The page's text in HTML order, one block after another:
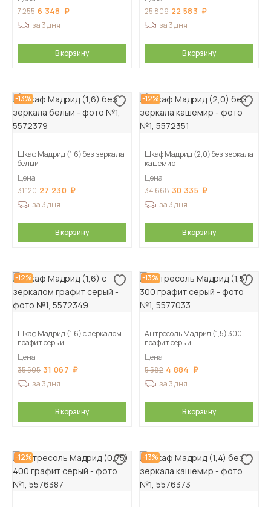
7 255 6 348
за 3 дня
В корзину
25 809 22 583
за 3 дня
В корзину
-13%
Шкаф Мадрид (1,6) без зеркала
белый
Цена
31 120 27 230
за 3 дня
В корзину
-12%
Шкаф Мадрид (2,0) без зеркала
кашемир
Цена
34 668 30 335
за 3 дня
В корзину
-12%
Шкаф Мадрид (1,6) с зеркалом
графит серый
Цена
35 505 31 067
за 3 дня
В корзину
-13%
Антресоль Мадрид (1,5) 300
графит серый
Цена
5 582 4 884
за 3 дня
В корзину
-12% -13%